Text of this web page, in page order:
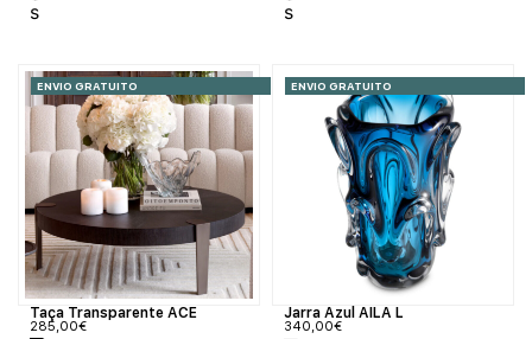
ENVIO GRATUITO
Taça Transparente ACE
285,00€
ENVIO GRATUITO
Jarra Azul AILA L
340,00€